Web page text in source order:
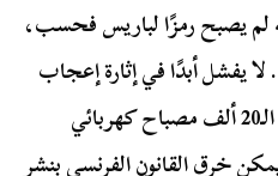
لم يصبح رمزًا لباريس فحسب،
يفشل أبدًا في إثارة إعجاب
السياح خاصةً عندما يتم إضاءة الـ20 ألف مصباح كهربائي
خرق القانون الفرنسي بنشر